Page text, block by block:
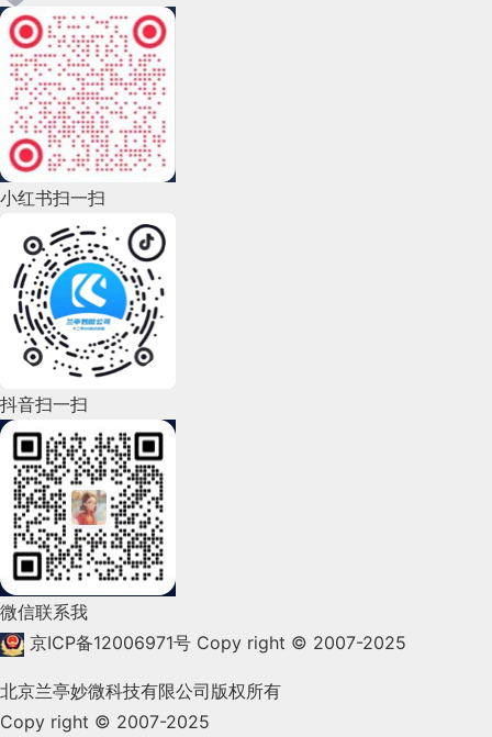
2022年12月(45)
2022年11月(69)
2022年10月(51)
2022年9月(135)
2022年8月(60)
2022年7月(111)
2022年6月(162)
2022年5月(143)
2022年4月(86)
2022年3月(119)
2022年2月(53)
2022年1月(99)
2021年12月(105)
2021年9月(153)
小红书扫一扫
抖音扫一扫
微信联系我
京ICP备12006971号 Copy right © 2007-2025
北京兰亭妙微科技有限公司版权所有
Copy right © 2007-2025